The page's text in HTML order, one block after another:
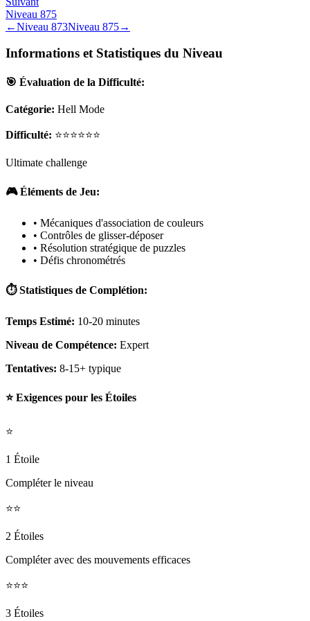
Niveau 875
←Niveau 873Niveau 875→
Informations et Statistiques du Niveau
🎯 Évaluation de la Difficulté:
Catégorie: Hell Mode
Difficulté: ⭐⭐⭐⭐⭐⭐
Ultimate challenge
🎮 Éléments de Jeu:
• Mécaniques d'association de couleurs
• Contrôles de glisser-déposer
• Résolution stratégique de puzzles
• Défis chronométrés
⏱️ Statistiques de Complétion:
Temps Estimé: 10-20 minutes
Niveau de Compétence: Expert
Tentatives: 8-15+ typique
⭐ Exigences pour les Étoiles
⭐
1 Étoile
Compléter le niveau
⭐⭐
2 Étoiles
Compléter avec des mouvements efficaces
⭐⭐⭐
3 Étoiles